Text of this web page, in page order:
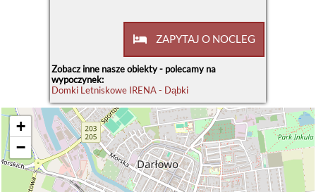
ZAPYTAJ O NOCLEG
Zobacz inne nasze obiekty - polecamy na
wypoczynek:
Domki Letniskowe IRENA - Dąbki
+
−